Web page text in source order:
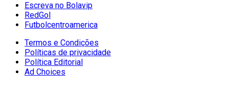
Escreva no Bolavip
RedGol
Futbolcentroamerica
Termos e Condições
Políticas de privacidade
Política Editorial
Ad Choices